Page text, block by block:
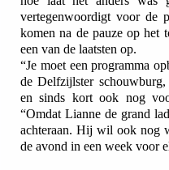
vertegenwoordigt voor de
komen na de pauze op het
een van de laatsten op.
“Je moet een programma
de Delfzijlster
en sinds kort ook nog
“Omdat Lianne de grand
achteraan. Hij wil ook nog
de avond in een week voor